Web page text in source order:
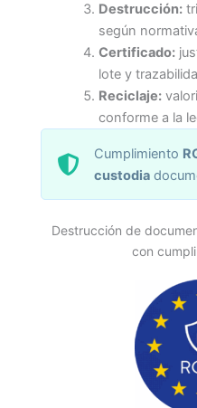
Destrucción:
según
Certificado:
lote y
Reciclaje:
conforme a la
Cumplimiento
custodia
Destrucción de
con